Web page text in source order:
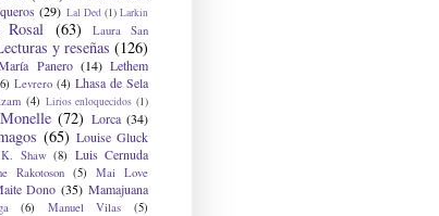
(29) Lal Ded (1) Larkin
Rosal (63)
Laura San
y reseñas (126)
Panero (14) Lethem
Levrero (4) Lhasa de Sela
(4) Lirios enloquecidos (1)
(72) Lorca (34)
(65) Louise Gluck
Shaw (8) Luis Cernuda
Rakotoson (5)
Mai Love
Dono (35) Mamajuana
(6) Manuel Vilas (5)